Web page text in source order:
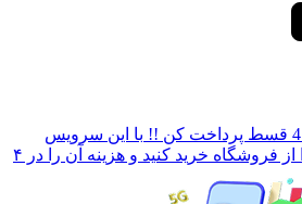
با این سرویس
می‌توانید کالاهای متنوع را از فروشگاه خرید کنید و هزینه آن را در ۴